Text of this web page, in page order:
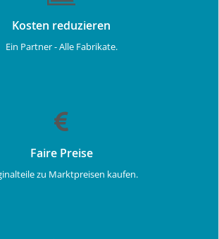
Kosten reduzieren
Ein Partner - Alle Fabrikate.
Faire Preise
zu Marktpreisen kaufen.